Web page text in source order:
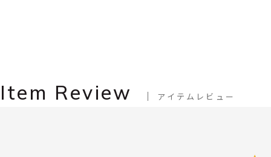
Item Review アイテムレビュー